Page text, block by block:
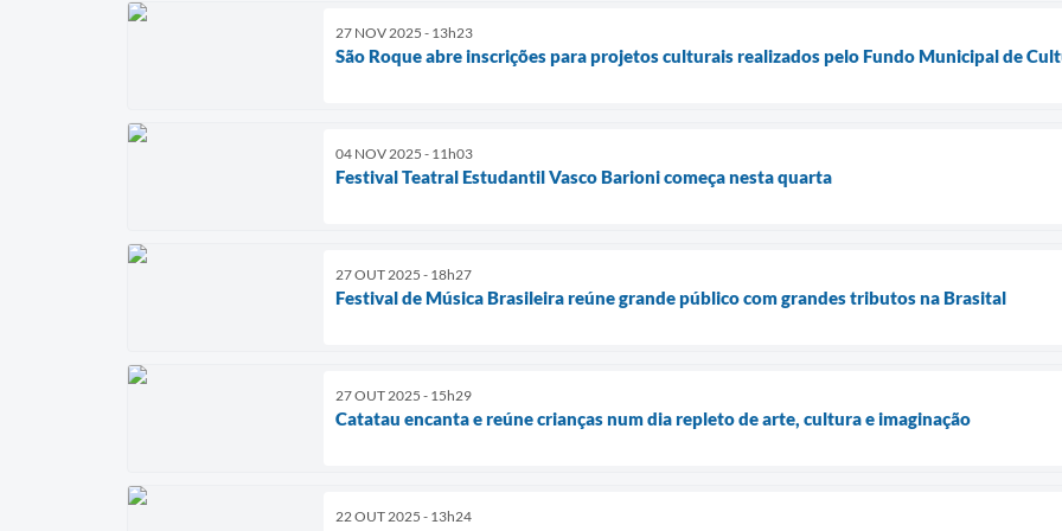
27 NOV 2025 - 13h23
São Roque abre inscrições para projetos culturais realizados pelo Fundo Municipal de
04 NOV 2025 - 11h03
Festival Teatral Estudantil Vasco Barioni começa nesta quarta
27 OUT 2025 - 18h27
Festival de Música Brasileira reúne grande público com grandes tributos na Brasital
27 OUT 2025 - 15h29
Catatau encanta e reúne crianças num dia repleto de arte, cultura e imaginação
22 OUT 2025 - 13h24